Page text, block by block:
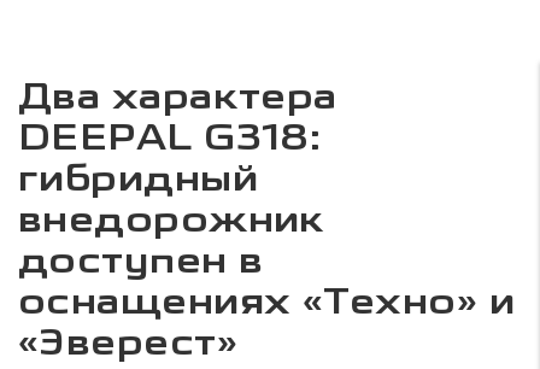
Два характера
DEEPAL G318:
гибридный
внедорожник
доступен в
оснащениях «Техно» и
«Эверест»